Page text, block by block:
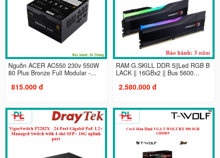
Nguồn ACER AC550 230v 550W
80 Plus Bronze Full Modular -...
815.000 đ
RAM G.SKILL DDR 5||Led RGB B
LACK || 16GBx2 || Bus 5600...
2.580.000 đ